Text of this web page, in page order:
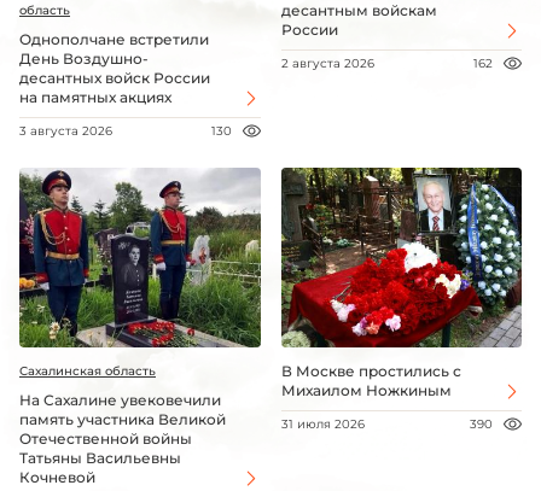
область
Однополчане встретили
День Воздушно-
десантных войск России
на памятных акциях
3 августа 2026 130
десантным войскам
России
2 августа 2026 162
Сахалинская область
На Сахалине увековечили
память участника Великой
Отечественной войны
Татьяны Васильевны
Кочневой
В Москве простились с
Михаилом Ножкиным
31 июля 2026 390